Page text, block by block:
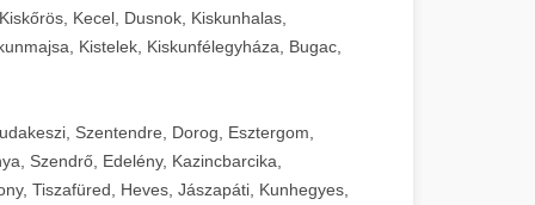
Kecel, Dusnok, Kiskunhalas,
Kistelek, Kiskunfélegyháza, Bugac,
Szentendre, Dorog, Esztergom,
Szendrő, Edelény, Kazincbarcika,
Tiszafüred, Heves, Jászapáti, Kunhegyes,